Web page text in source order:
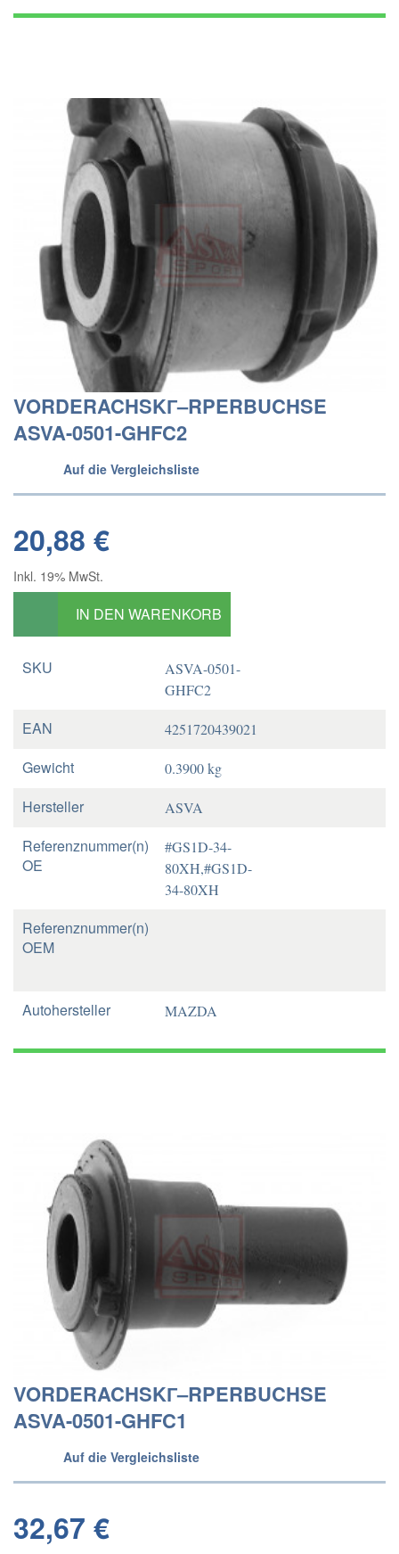
VORDERACHSKГ–RPERBUCHSE
ASVA-0501-GHFC2
Auf die Vergleichsliste
20,88 €
Inkl. 19% MwSt.
IN DEN WARENKORB
SKU
ASVA-0501-
GHFC2
EAN 4251720439021
Gewicht 0.3900 kg
Hersteller ASVA
Referenznummer(n)
OE
#GS1D-34-
80XH,#GS1D-
34-80XH
Referenznummer(n)
OEM
Autohersteller MAZDA
VORDERACHSKГ–RPERBUCHSE
ASVA-0501-GHFC1
Auf die Vergleichsliste
32,67 €